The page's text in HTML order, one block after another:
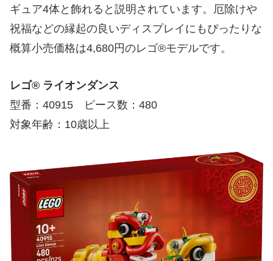
ギュア4体と飾れると説明されています。厄除けや
祝福などの縁起の良いディスプレイにもぴったりな
概算小売価格は4,680円のレゴ®モデルです。
レゴ® ライオンダンス
型番：40915 ピース数：480
対象年齢：10歳以上